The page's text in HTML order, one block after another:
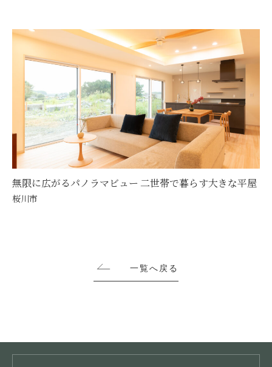
無限に広がるパノラマビュー 二世帯で暮らす大きな平屋
桜川市
一覧へ戻る